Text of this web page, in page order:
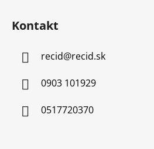
Kontakt
recid@recid.sk
0903 101929
0517720370